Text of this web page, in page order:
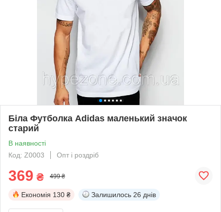
Біла Футболка Adidas маленький значок
старий
В наявності
Код: Z0003
Опт і роздріб
369 ₴ 499 ₴
Економія 130 ₴ Залишилось 26 днів